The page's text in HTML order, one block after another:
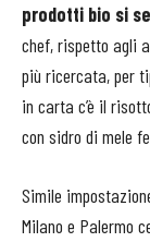
prodotti bio si
chef, rispetto agli
più ricercata, per
in carta c’è il
con sidro di mele
Simile
Milano e Palermo